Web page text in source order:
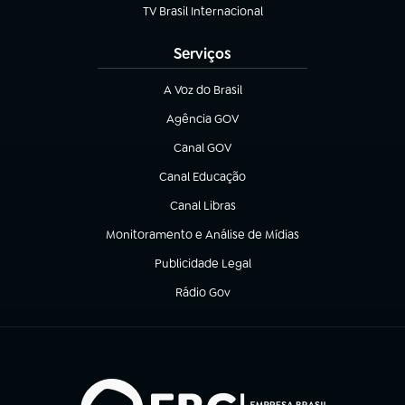
TV Brasil Internacional
(abre em nova aba)
Serviços
A Voz do Brasil
(abre em nova aba)
Agência GOV
(abre em nova aba)
Canal GOV
(abre em nova aba)
Canal Educação
(abre em nova aba)
Canal Libras
(abre em nova aba)
Monitoramento e Análise de Mídias
(abre em nova aba)
Publicidade Legal
(abre em nova aba)
Rádio Gov
(abre em nova aba)